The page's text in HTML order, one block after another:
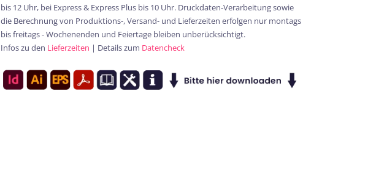
bis 12 Uhr, bei Express & Express Plus bis 10 Uhr. Druckdaten-Verarbeitung sowie
die Berechnung von Produktions-, Versand- und Lieferzeiten erfolgen nur montags
bis freitags - Wochenenden und Feiertage bleiben unberücksichtigt.
Infos zu den Lieferzeiten | Details zum Datencheck